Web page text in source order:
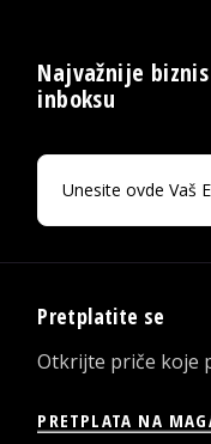
Najvažnije
inboksu
Pretplatite se
Otkrijte priče koje
PRETPLATA NA